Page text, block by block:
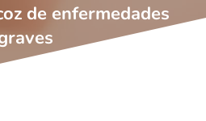
de enfermedades